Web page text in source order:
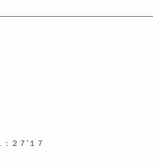
２７’１７